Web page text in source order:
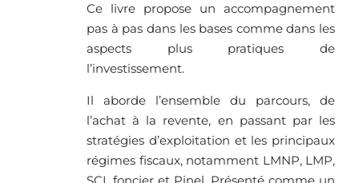
Ce livre propose un accompagnement
pas à pas dans les bases comme dans les
aspects plus pratiques de
l’investissement.
Il aborde l’ensemble du parcours, de
l’achat à la revente, en passant par les
stratégies d’exploitation et les principaux
régimes fiscaux, notamment LMNP, LMP,